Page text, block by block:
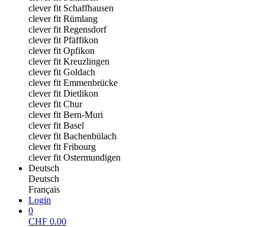
clever fit Schaffhausen
clever fit Rümlang
clever fit Regensdorf
clever fit Pfäffikon
clever fit Opfikon
clever fit Kreuzlingen
clever fit Goldach
clever fit Emmenbrücke
clever fit Dietlikon
clever fit Chur
clever fit Bern-Muri
clever fit Basel
clever fit Bachenbülach
clever fit Fribourg
clever fit Ostermundigen
Deutsch
Deutsch
Français
Login
0
CHF 0.00